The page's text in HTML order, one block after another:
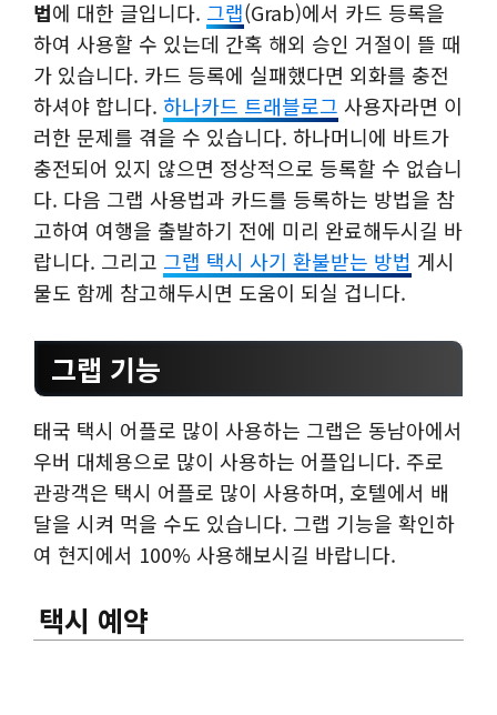
법에 대한 글입니다. 그랩(Grab)에서 카드 등록을
하여 사용할 수 있는데 간혹 해외 승인 거절이 뜰 때
가 있습니다. 카드 등록에 실패했다면 외화를 충전
하셔야 합니다. 하나카드 트래블로그 사용자라면 이
러한 문제를 겪을 수 있습니다. 하나머니에 바트가
충전되어 있지 않으면 정상적으로 등록할 수 없습니
다. 다음 그랩 사용법과 카드를 등록하는 방법을 참
고하여 여행을 출발하기 전에 미리 완료해두시길 바
랍니다. 그리고 그랩 택시 사기 환불받는 방법 게시
물도 함께 참고해두시면 도움이 되실 겁니다.
그랩 기능
태국 택시 어플로 많이 사용하는 그랩은 동남아에서
우버 대체용으로 많이 사용하는 어플입니다. 주로
관광객은 택시 어플로 많이 사용하며, 호텔에서 배
달을 시켜 먹을 수도 있습니다. 그랩 기능을 확인하
여 현지에서 100% 사용해보시길 바랍니다.
택시 예약